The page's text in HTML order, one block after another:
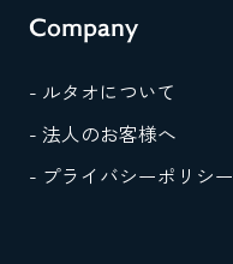
Company
- ルタオについて
- 法人のお客様へ
- プライバシーポリシー